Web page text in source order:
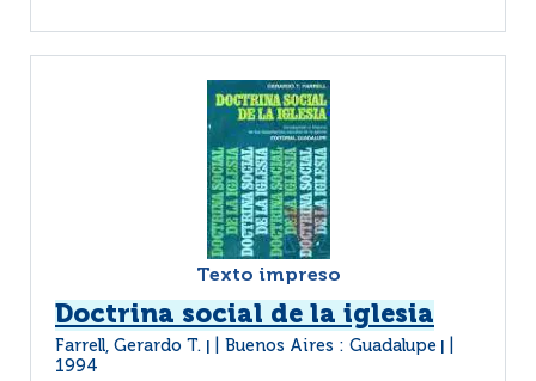
Texto impreso
Doctrina social de la iglesia
Farrell, Gerardo T. Buenos Aires : Guadalupe
1994